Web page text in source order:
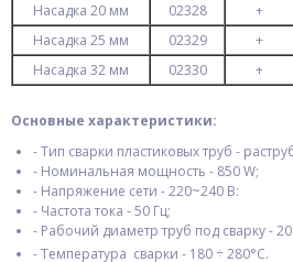
Насадка 20 мм
02328 +
Насадка 25 мм
02329 +
Насадка 32 мм
02330 +
Основные характеристики:
- Тип сварки пластиковых труб -
- Номинальная мощность - 850 W;
- Напряжение сети - 220~240 В:
- Частота тока - 50 Гц;
- Рабочий диаметр труб под сварку -
- Температура сварки - 180 ÷ 280°С.